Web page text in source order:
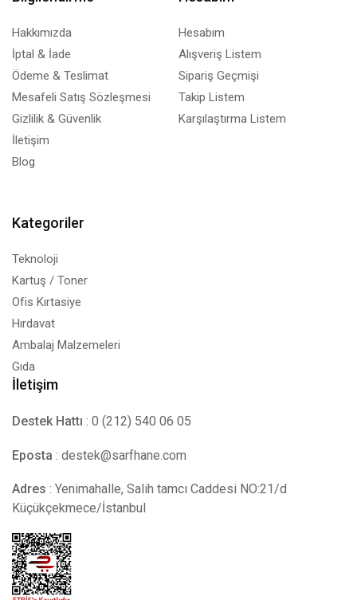
Hakkımızda
İptal & İade
Ödeme & Teslimat
Mesafeli Satış Sözleşmesi
Gizlilik & Güvenlik
İletişim
Blog
Hesabım
Alışveriş Listem
Sipariş Geçmişi
Takip Listem
Karşılaştırma Listem
Kategoriler
Teknoloji
Kartuş / Toner
Ofis Kırtasiye
Hırdavat
Ambalaj Malzemeleri
Gıda
İletişim
Destek Hattı : 0 (212) 540 06 05
Eposta : destek@sarfhane.com
Adres : Yenimahalle, Salih tamcı Caddesi NO:21/d
Küçükçekmece/İstanbul